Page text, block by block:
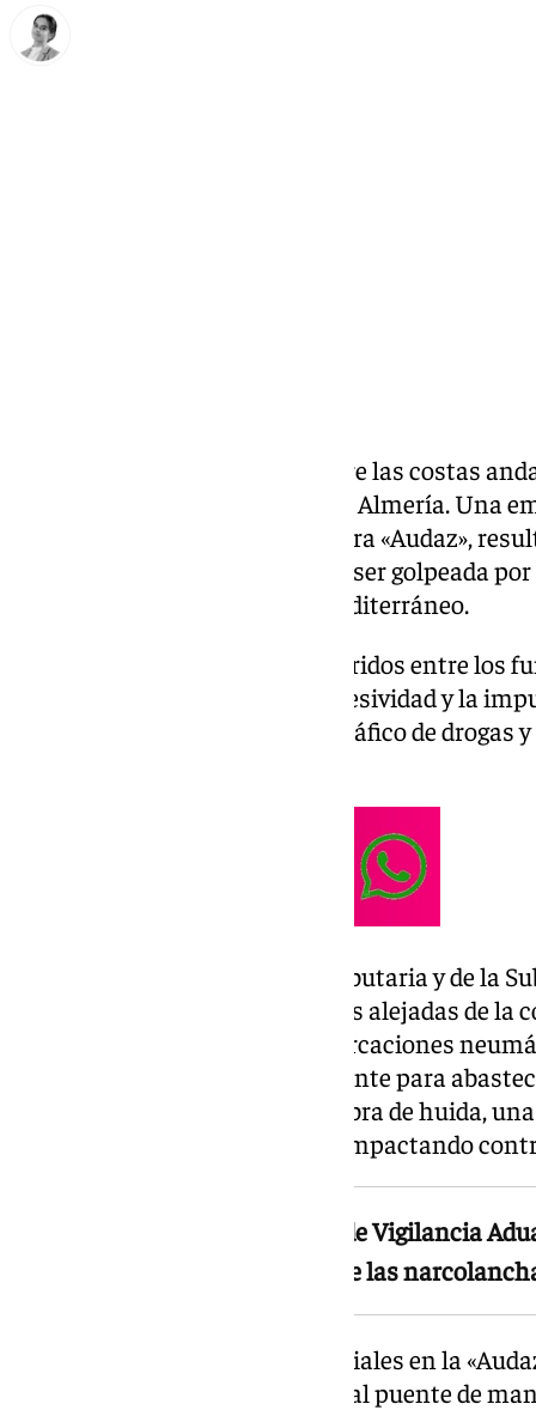
La presión del narcotráfico sobre las costas
de máxima tensión en aguas de Almería. Una
Vigilancia Aduanera, la patrullera «Audaz»,
madrugada de este viernes tras ser golpeada
persecución marítima en el Mediterráneo.
Aunque el impacto no causó heridos entre los
evidenciar el aumento de la agresividad y la
redes criminales dedicadas al tráfico de drogas
Según fuentes de la Agencia Tributaria y de la
persecución se produjo en aguas alejadas de
protagonizada por varias embarcaciones
gasolina, utilizadas habitualmente para
narcotráfico. Durante la maniobra de huida,
subiéndose sobre otra y acabó impactando
La embestida a una patrullera de Vigilancia
preocupación por la violencia de las
El choque provocó daños materiales en la
ventanillas laterales próximas al puente de